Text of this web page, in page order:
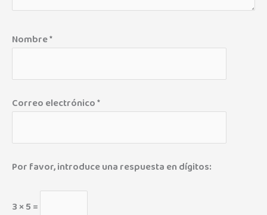
Nombre*
Correo electrónico*
Por favor, introduce una respuesta en dígitos:
3 × 5 =